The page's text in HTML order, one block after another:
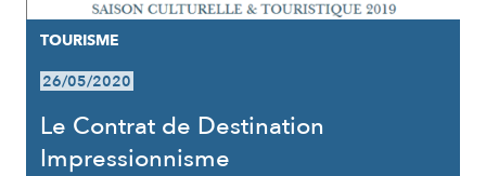
TOURISME
26/05/2020
Le Contrat de Destination
Impressionnisme